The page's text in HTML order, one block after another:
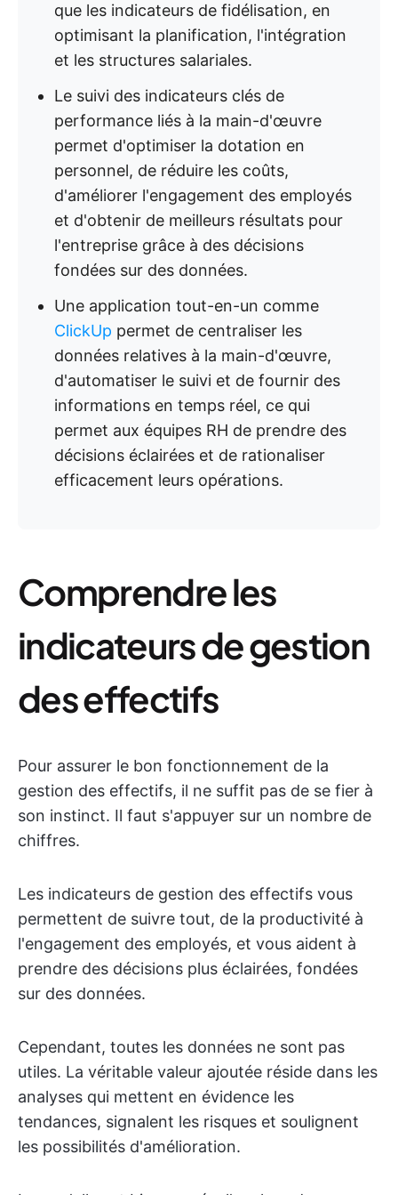
que les indicateurs de fidélisation, en
optimisant la planification, l'intégration
et les structures salariales.
Le suivi des indicateurs clés de
performance liés à la main-d'œuvre
permet d'optimiser la dotation en
personnel, de réduire les coûts,
d'améliorer l'engagement des employés
et d'obtenir de meilleurs résultats pour
l'entreprise grâce à des décisions
fondées sur des données.
Une application tout-en-un comme
ClickUp permet de centraliser les
données relatives à la main-d'œuvre,
d'automatiser le suivi et de fournir des
informations en temps réel, ce qui
permet aux équipes RH de prendre des
décisions éclairées et de rationaliser
efficacement leurs opérations.
Comprendre les
indicateurs de gestion
des effectifs
Pour assurer le bon fonctionnement de la
gestion des effectifs, il ne suffit pas de se fier à
son instinct. Il faut s'appuyer sur un nombre de
chiffres.
Les indicateurs de gestion des effectifs vous
permettent de suivre tout, de la productivité à
l'engagement des employés, et vous aident à
prendre des décisions plus éclairées, fondées
sur des données.
Cependant, toutes les données ne sont pas
utiles. La véritable valeur ajoutée réside dans les
analyses qui mettent en évidence les
tendances, signalent les risques et soulignent
les possibilités d'amélioration.